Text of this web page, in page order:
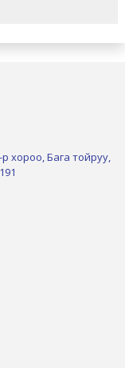
хороо, Бага тойруу,